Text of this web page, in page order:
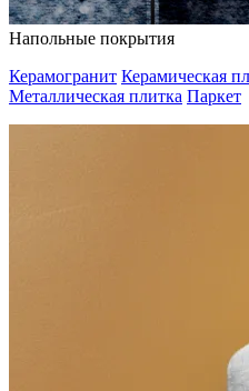
Напольные покрытия
Керамогранит Керамическая
Металлическая плитка Паркет